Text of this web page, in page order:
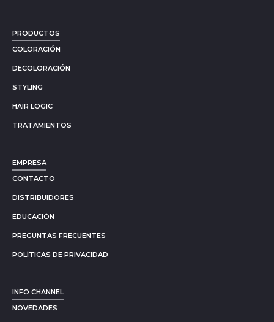
PRODUCTOS
COLORACIÓN
DECOLORACIÓN
STYLING
HAIR LOGIC
TRATAMIENTOS
EMPRESA
CONTACTO
DISTRIBUIDORES
EDUCACIÓN
PREGUNTAS FRECUENTES
POLÍTICAS DE PRIVACIDAD
INFO CHANNEL
NOVEDADES